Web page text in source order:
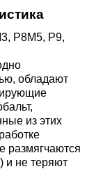
Р8М5, Р9,
обладают
из этих
размягчаются
и не теряют